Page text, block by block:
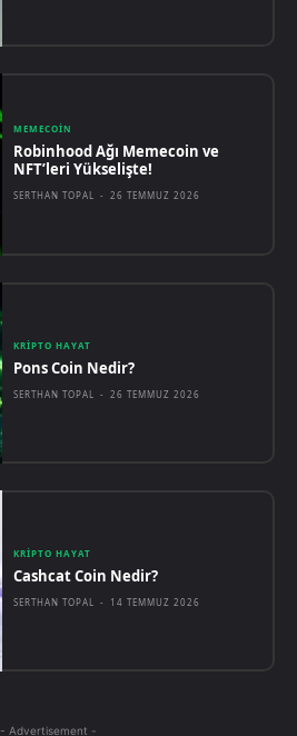
MEMECOIN
Robinhood Ağı Memecoin ve
NFT’leri Yükselişte!
SERTHAN TOPAL - 26 TEMMUZ 2026
KRIPTO HAYAT
Pons Coin Nedir?
SERTHAN TOPAL - 26 TEMMUZ 2026
KRIPTO HAYAT
Cashcat Coin Nedir?
SERTHAN TOPAL - 14 TEMMUZ 2026
- Advertisement -